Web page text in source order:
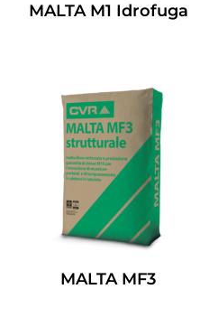
MALTA M1 Idrofuga
MALTA MF3